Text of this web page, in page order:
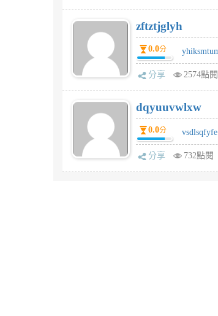
zftztjglyh
0.0分
分享 2574點閱
dqyuuvwlxw
0.0分
分享 732點閱